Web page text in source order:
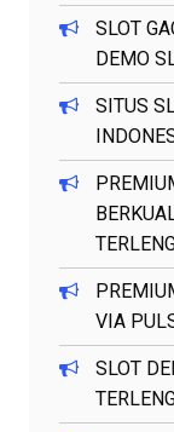
SLOT
DEMO
SITUS
VIA
SLOT